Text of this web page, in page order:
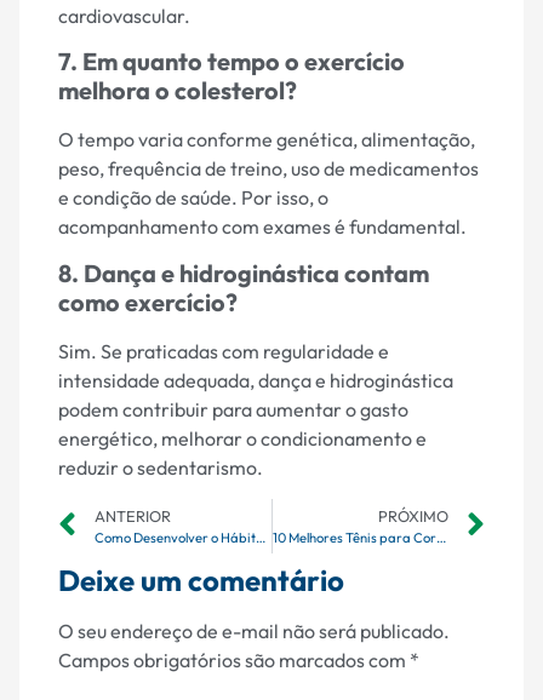
cardiovascular.
7. Em quanto tempo o exercício
melhora o colesterol?
O tempo varia conforme genética, alimentação,
peso, frequência de treino, uso de medicamentos
e condição de saúde. Por isso, o
acompanhamento com exames é fundamental.
8. Dança e hidroginástica contam
como exercício?
Sim. Se praticadas com regularidade e
intensidade adequada, dança e hidroginástica
podem contribuir para aumentar o gasto
energético, melhorar o condicionamento e
reduzir o sedentarismo.
ANTERIOR
Como Desenvolver o Hábito da Leitura em Crianças
PRÓXIMO
10 Melhores Tênis para Corrida em 2026
Deixe um comentário
O seu endereço de e-mail não será publicado.
Campos obrigatórios são marcados com *